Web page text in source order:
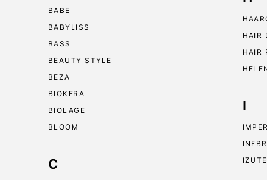
BABE
BABYLISS
BASS
BEAUTY STYLE
BEZA
BIOKERA
BIOLAGE
BLOOM
C
HAIR
HAIR
I